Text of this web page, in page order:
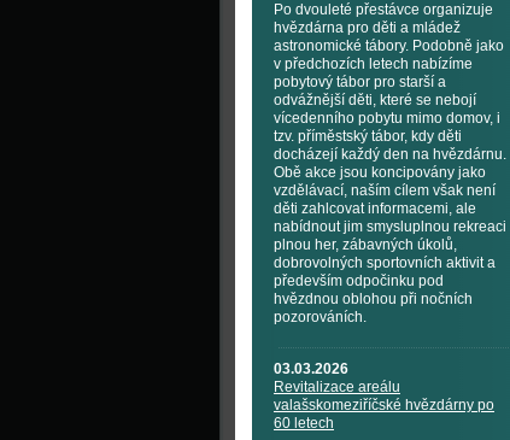
Po dvouleté přestávce organizuje
hvězdárna pro děti a mládež
astronomické tábory. Podobně jako
v předchozích letech nabízíme
pobytový tábor pro starší a
odvážnější děti, které se nebojí
vícedenního pobytu mimo domov, i
tzv. příměstský tábor, kdy děti
docházejí každý den na hvězdárnu.
Obě akce jsou koncipovány jako
vzdělávací, naším cílem však není
děti zahlcovat informacemi, ale
nabídnout jim smysluplnou rekreaci
plnou her, zábavných úkolů,
dobrovolných sportovních aktivit a
především odpočinku pod
hvězdnou oblohou při nočních
pozorováních.
03.03.2026
Revitalizace areálu
valašskomeziříčské hvězdárny po
60 letech